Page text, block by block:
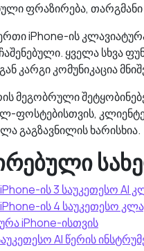
ფრაზირება, თარგმანი
iPhone-ის
ყველა სხვა
კარგი კომუნიკაცია
მეგობრული
გაგზავნილის ხარისხია.
ის 3 საუკეთესო AI
ის 4 საუკეთესო
iPhone-ისთვის
AI წერის